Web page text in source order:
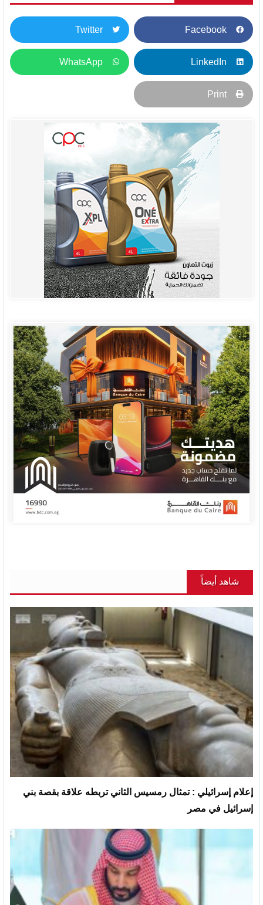
Facebook
Twitter
LinkedIn
WhatsApp
Print
شاهد أيضاً
إعلام إسرائيلي : تمثال رمسيس الثاني تربطه علاقة بقصة بني
إسرائيل في مصر